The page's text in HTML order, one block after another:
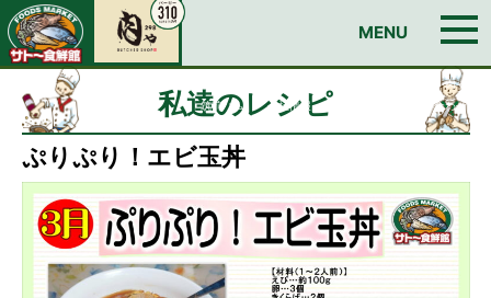
今週のチラシ
私達のレシピ
BUTCHER SHOP 肉ゃ
筑前ハム
会社情報 お問い合わせ
MENU
お問い合わせ
私達のレシピ
ぷりぷり！エビ玉丼